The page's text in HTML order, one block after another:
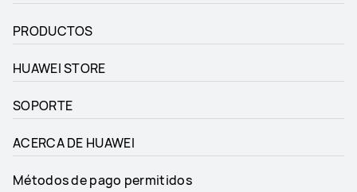
PRODUCTOS
HUAWEI STORE
SOPORTE
ACERCA DE HUAWEI
Métodos de pago permitidos